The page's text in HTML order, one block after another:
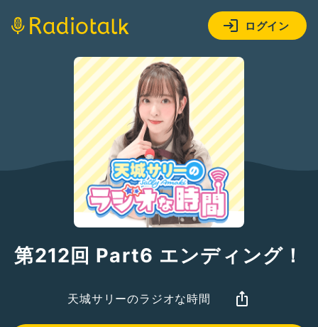
ログイン
第212回 Part6 エンディング！
天城サリーのラジオな時間